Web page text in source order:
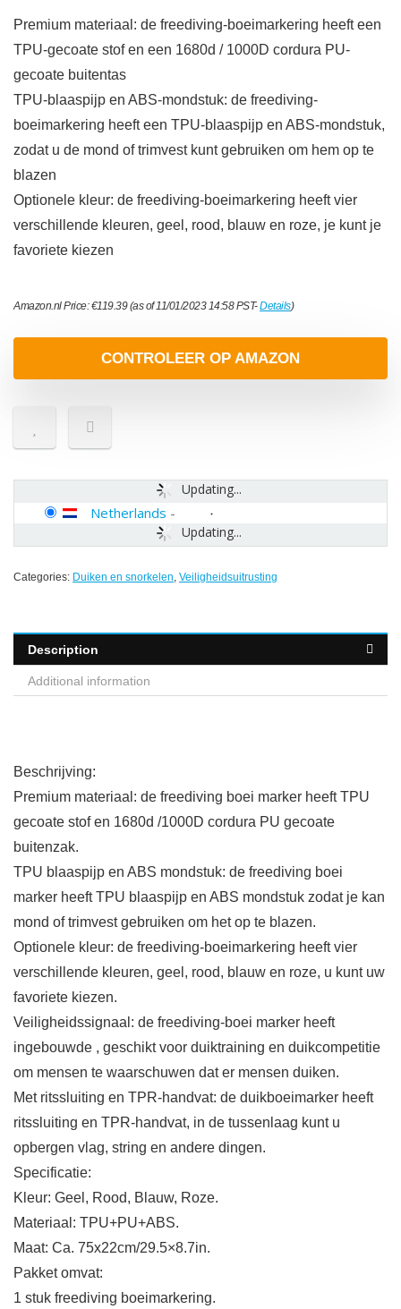
Premium materiaal: de freediving-boeimarkering heeft een
TPU-gecoate stof en een 1680d / 1000D cordura PU-
gecoate buitentas
TPU-blaaspijp en ABS-mondstuk: de freediving-
boeimarkering heeft een TPU-blaaspijp en ABS-mondstuk,
zodat u de mond of trimvest kunt gebruiken om hem op te
blazen
Optionele kleur: de freediving-boeimarkering heeft vier
verschillende kleuren, geel, rood, blauw en roze, je kunt je
favoriete kiezen
Amazon.nl Price:€119.39(as of 11/01/2023 14:58 PST-Details)
CONTROLEER OP AMAZON
Updating...
Updating...
Netherlands -
Categories: Duiken en snorkelen, Veiligheidsuitrusting
Description
Additional information
Beschrijving:
Premium materiaal: de freediving boei marker heeft TPU
gecoate stof en 1680d /1000D cordura PU gecoate
buitenzak.
TPU blaaspijp en ABS mondstuk: de freediving boei
marker heeft TPU blaaspijp en ABS mondstuk zodat je kan
mond of trimvest gebruiken om het op te blazen.
Optionele kleur: de freediving-boeimarkering heeft vier
verschillende kleuren, geel, rood, blauw en roze, u kunt uw
favoriete kiezen.
Veiligheidssignaal: de freediving-boei marker heeft
ingebouwde , geschikt voor duiktraining en duikcompetitie
om mensen te waarschuwen dat er mensen duiken.
Met ritssluiting en TPR-handvat: de duikboeimarker heeft
ritssluiting en TPR-handvat, in de tussenlaag kunt u
opbergen vlag, string en andere dingen.
Specificatie:
Kleur: Geel, Rood, Blauw, Roze.
Materiaal: TPU+PU+ABS.
Maat: Ca. 75x22cm/29.5×8.7in.
Pakket omvat:
1 stuk freediving boeimarkering.